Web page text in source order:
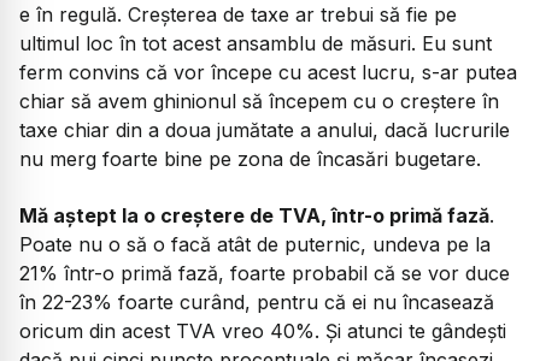
e în regulă. Creșterea de taxe ar trebui să fie pe
ultimul loc în tot acest ansamblu de măsuri. Eu sunt
ferm convins că vor începe cu acest lucru, s-ar putea
chiar să avem ghinionul să începem cu o creștere în
taxe chiar din a doua jumătate a anului, dacă lucrurile
nu merg foarte bine pe zona de încasări bugetare.
Mă aștept la o creștere de TVA, într-o primă fază.
Poate nu o să o facă atât de puternic, undeva pe la
21% într-o primă fază, foarte probabil că se vor duce
în 22-23% foarte curând, pentru că ei nu încasează
oricum din acest TVA vreo 40%. Și atunci te gândești